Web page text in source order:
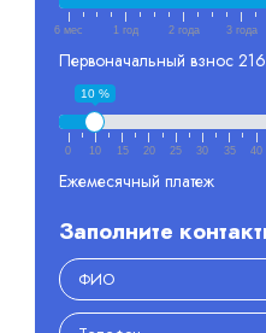
6 мес 1 год 2 года 3 года
Первоначальный взнос
10 %
0 10 15 20 25 30 35 40
Ежемесячный платеж
Заполните